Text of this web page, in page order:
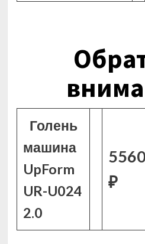
Голень
машина
UpForm
UR-U024
2.0
₽